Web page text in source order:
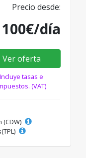
Precio desde:
100€/día
Ver oferta
Incluye tasas e
(VAT)